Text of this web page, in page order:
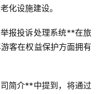
化设施建设。
报投诉处理系统**在旅
客在权益保护方面拥有
简介**中提到，将通过